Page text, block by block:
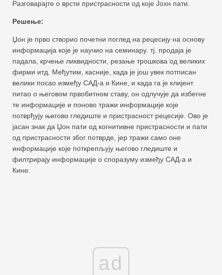
Разговарајте о врсти пристрасности од које Јохн пати.
Решење:
Џон је прво створио почетни поглед на рецесију на основу
информација које је научио на семинару. тј. продаја је
падала, крчење ликвидности, резање трошкова од великих
фирми итд. Међутим, касније, када је још увек потписан
велики посао између САД-а и Кине, и када га је клијент
питао о његовом првобитном ставу, он одлучује да избегне
те информације и поново тражи информације које
потврђују његово гледиште и пристрасност рецесије. Ово је
јасан знак да Џон пати од когнитивне пристрасности и пати
од пристрасности због потврде, јер тражи само оне
информације које поткрепљују његово гледиште и
филтрирају информације о споразуму између САД-а и
Кине.
ad